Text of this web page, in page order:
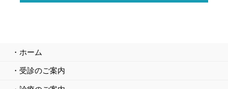
ホーム
受診のご案内